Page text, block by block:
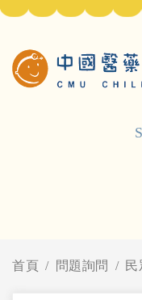
首頁 問題詢問 民